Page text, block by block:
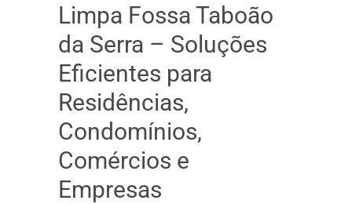
Limpa Fossa Taboão
da Serra – Soluções
Eficientes para
Residências,
Condomínios,
Comércios e
Empresas